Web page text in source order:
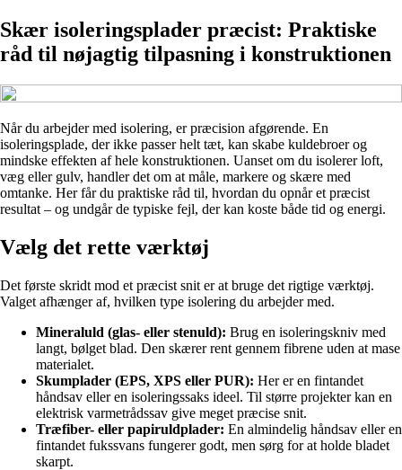
Skær isoleringsplader præcist: Praktiske
råd til nøjagtig tilpasning i konstruktionen
Når du arbejder med isolering, er præcision afgørende. En
isoleringsplade, der ikke passer helt tæt, kan skabe kuldebroer og
mindske effekten af hele konstruktionen. Uanset om du isolerer loft,
væg eller gulv, handler det om at måle, markere og skære med
omtanke. Her får du praktiske råd til, hvordan du opnår et præcist
resultat – og undgår de typiske fejl, der kan koste både tid og energi.
Vælg det rette værktøj
Det første skridt mod et præcist snit er at bruge det rigtige værktøj.
Valget afhænger af, hvilken type isolering du arbejder med.
Mineraluld (glas- eller stenuld): Brug en isoleringskniv med
langt, bølget blad. Den skærer rent gennem fibrene uden at mase
materialet.
Skumplader (EPS, XPS eller PUR): Her er en fintandet
håndsav eller en isoleringssaks ideel. Til større projekter kan en
elektrisk varmetrådssav give meget præcise snit.
Træfiber- eller papiruldplader: En almindelig håndsav eller en
fintandet fukssvans fungerer godt, men sørg for at holde bladet
skarpt.